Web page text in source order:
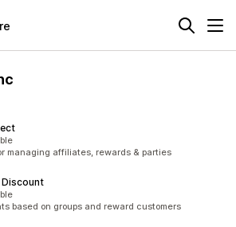
managing affiliates, rewards & parties
based on groups and reward customers